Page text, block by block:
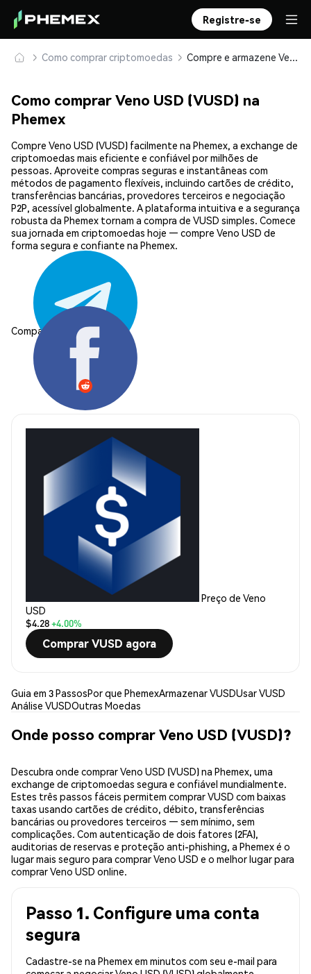
Registre-se
Como comprar criptomoedas Compre e armazene Veno USD (VUSD) com segurança
Como comprar Veno USD (VUSD) na
Phemex
Compre Veno USD (VUSD) facilmente na Phemex, a exchange de
criptomoedas mais eficiente e confiável por milhões de
pessoas. Aproveite compras seguras e instantâneas com
métodos de pagamento flexíveis, incluindo cartões de crédito,
transferências bancárias, provedores terceiros e negociação
P2P, acessível globalmente. A plataforma intuitiva e a segurança
robusta da Phemex tornam a compra de VUSD simples. Comece
sua jornada em criptomoedas hoje — compre Veno USD de
forma segura e confiante na Phemex.
Compartilhar:
Preço de Veno
USD
$4.28+4.00%
Comprar VUSD agora
Guia em 3 PassosPor que PhemexArmazenar VUSDUsar VUSD
Análise VUSDOutras Moedas
Onde posso comprar Veno USD (VUSD)?
Descubra onde comprar Veno USD (VUSD) na Phemex, uma
exchange de criptomoedas segura e confiável mundialmente.
Estes três passos fáceis permitem comprar VUSD com baixas
taxas usando cartões de crédito, débito, transferências
bancárias ou provedores terceiros — sem mínimo, sem
complicações. Com autenticação de dois fatores (2FA),
auditorias de reservas e proteção anti-phishing, a Phemex é o
lugar mais seguro para comprar Veno USD e o melhor lugar para
comprar Veno USD online.
Passo 1. Configure uma conta
segura
Cadastre-se na Phemex em minutos com seu e-mail para